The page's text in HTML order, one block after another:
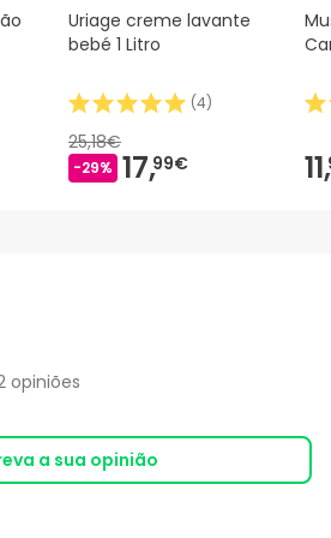
Uriage creme lavante
bebé 1 Litro
(4)
25,18€
-29% 17,99€ 11,
opiniões
a sua opinião